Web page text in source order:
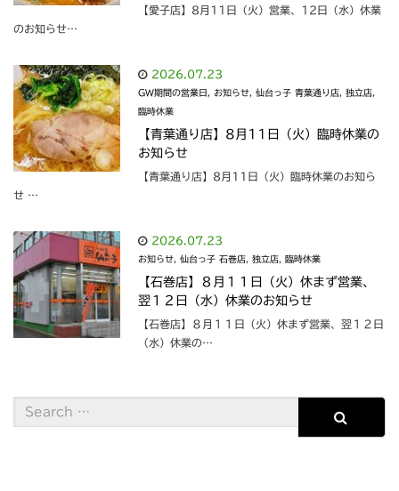
【愛子店】8月11日（火）営業、12日（水）休業
のお知らせ…
2026.07.23
GW期間の営業日 , お知らせ, 仙台っ子 青葉通り店, 独立店,
臨時休業
【青葉通り店】8月11日（火）臨時休業の
お知らせ
【青葉通り店】8月11日（火）臨時休業のお知ら
せ …
2026.07.23
お知らせ, 仙台っ子 石巻店, 独立店, 臨時休業
【石巻店】８月１１日（火）休まず営業、
翌１２日（水）休業のお知らせ
【石巻店】８月１１日（火）休まず営業、翌１２日
（水）休業の…